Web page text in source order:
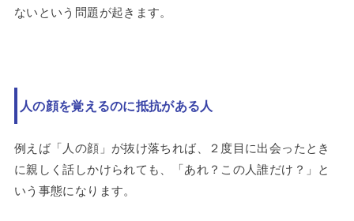
ないという問題が起きます。
人の顔を覚えるのに抵抗がある人
例えば「人の顔」が抜け落ちれば、２度目に出会ったとき
に親しく話しかけられても、「あれ？この人誰だけ？」と
いう事態になります。